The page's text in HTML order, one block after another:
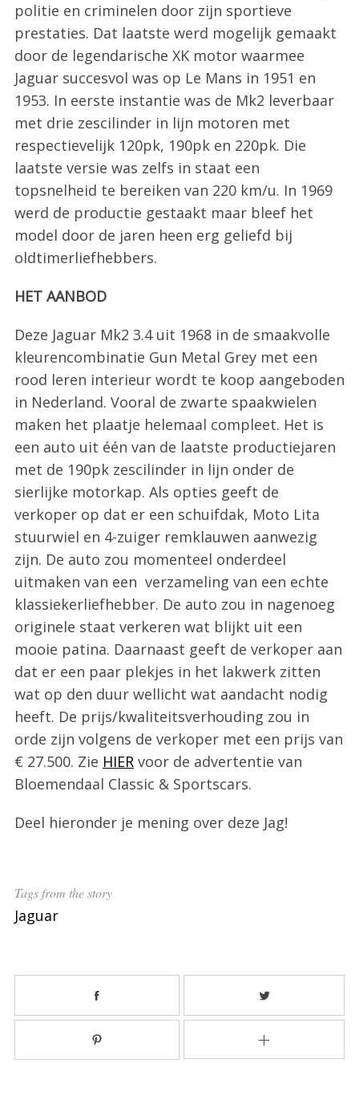
politie en criminelen door zijn sportieve
prestaties. Dat laatste werd mogelijk gemaakt
door de legendarische XK motor waarmee
Jaguar succesvol was op Le Mans in 1951 en
1953. In eerste instantie was de Mk2 leverbaar
met drie zescilinder in lijn motoren met
respectievelijk 120pk, 190pk en 220pk. Die
laatste versie was zelfs in staat een
topsnelheid te bereiken van 220 km/u. In 1969
werd de productie gestaakt maar bleef het
model door de jaren heen erg geliefd bij
oldtimerliefhebbers.
HET AANBOD
Deze Jaguar Mk2 3.4 uit 1968 in de smaakvolle
kleurencombinatie Gun Metal Grey met een
rood leren interieur wordt te koop aangeboden
in Nederland. Vooral de zwarte spaakwielen
maken het plaatje helemaal compleet. Het is
een auto uit één van de laatste productiejaren
met de 190pk zescilinder in lijn onder de
sierlijke motorkap. Als opties geeft de
verkoper op dat er een schuifdak, Moto Lita
stuurwiel en 4-zuiger remklauwen aanwezig
zijn. De auto zou momenteel onderdeel
uitmaken van een verzameling van een echte
klassiekerliefhebber. De auto zou in nagenoeg
originele staat verkeren wat blijkt uit een
mooie patina. Daarnaast geeft de verkoper aan
dat er een paar plekjes in het lakwerk zitten
wat op den duur wellicht wat aandacht nodig
heeft. De prijs/kwaliteitsverhouding zou in
orde zijn volgens de verkoper met een prijs van
€ 27.500. Zie HIERvoor de advertentie van
Bloemendaal Classic & Sportscars.
Deel hieronder je mening over deze Jag!
Tags from the story
Jaguar